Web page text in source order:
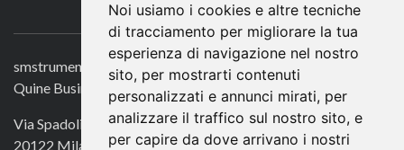
Noi usiamo i cookies e altre tecniche
di tracciamento per migliorare la tua
esperienza di navigazione nel nostro
sito, per mostrarti contenuti
personalizzati e annunci mirati, per
analizzare il traffico sul nostro sito, e
per capire da dove arrivano i nostri
SOFTWARE,TASTIERE E
SYNTH,
TASTIERE E SYNTH
NEWS
5 MAGGIO 2021
TEST - SCHERTLER
ARTHUR FORMAT48: IL
MIXER SENZA
COMPROMESSI PER
CONTATTACI
smstrumentimusicali.it
Quine Business Publisher
Via Spadolini 7
20122 Milano